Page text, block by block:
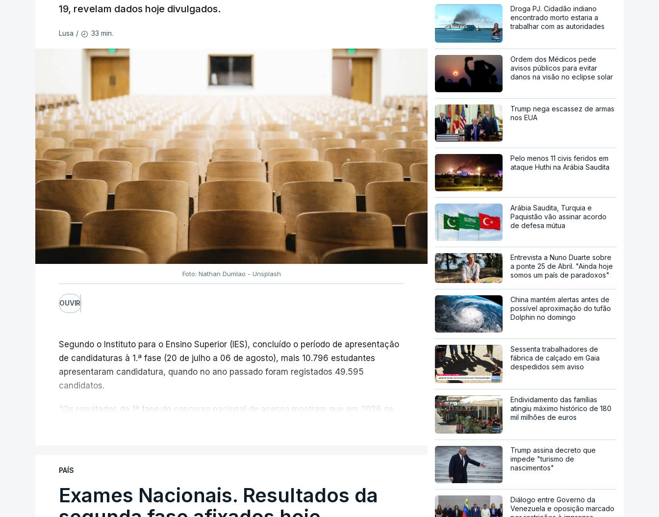
19, revelam dados hoje divulgados.
Lusa / 33 min.
Foto: Nathan Dumlao - Unsplash
OUVIR
Segundo o Instituto para o Ensino Superior (IES), concluído o período de apresentação
de candidaturas à 1.ª fase (20 de julho a 06 de agosto), mais 10.796 estudantes
apresentaram candidatura, quando no ano passado foram registados 49.595
candidatos.
"Os resultados da 1ª fase do concurso nacional de acesso mostram que em 2026 se
de ingresso", refere o Ministério da Educação, Ciência e Inovação (MECI) em
O MECI salienta que, sendo afixados hoje os resultados dos processos de reapreciação
dos Exames Nacionais do Ensino Secundário realizados na 1.ª fase, o número de
PAÍS
Exames Nacionais. Resultados da
Droga PJ. Cidadão indiano
encontrado morto estaria a
trabalhar com as autoridades
Ordem dos Médicos pede
avisos públicos para evitar
danos na visão no eclipse solar
Trump nega escassez de armas
nos EUA
Pelo menos 11 civis feridos em
ataque Huthi na Arábia Saudita
Arábia Saudita, Turquia e
Paquistão vão assinar acordo
de defesa mútua
Entrevista a Nuno Duarte sobre
a ponte 25 de Abril. "Ainda hoje
somos um país de paradoxos"
China mantém alertas antes de
possível aproximação do tufão
Dolphin no domingo
Sessenta trabalhadores de
fábrica de calçado em Gaia
despedidos sem aviso
Endividamento das famílias
atingiu máximo histórico de 180
mil milhões de euros
Trump assina decreto que
impede "turismo de
nascimentos"
Diálogo entre Governo da
Venezuela e oposição marcado